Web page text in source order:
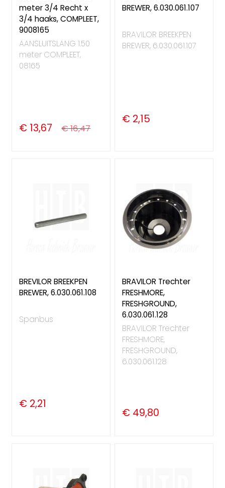
meter 3/4 Recht x
3/4 haaks, COMPLEET,
9008165
AANSLUITSLANG 1.50
meter COMPLEET,
08165
€ 13,67 € 16,47
BREWER, 6.030.061.107
BRAVILOR BREEKPEN
BREWER, 6.030.061.107
€ 2,15
BREVILOR BREEKPEN
BREWER, 6.030.061.108
Spanbus
€ 2,21
BRAVILOR Trechter
FRESHMORE,
FRESHGROUND,
6.030.061.128
BRAVILOR Trechter
FRESHMORE,
FRESHGROUND,
6.030.061.128
€ 49,80